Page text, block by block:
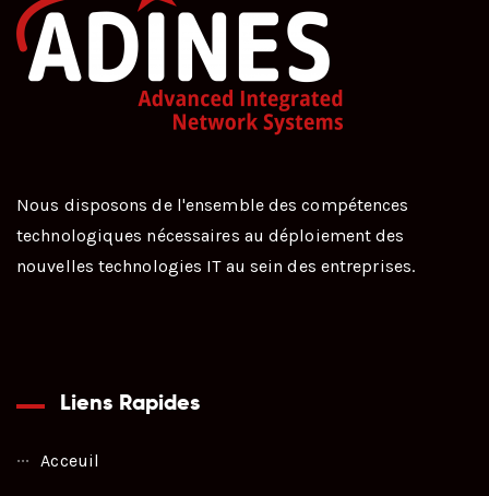
Nous disposons de l'ensemble des compétences
technologiques nécessaires au déploiement des
nouvelles technologies IT au sein des entreprises.
Liens Rapides
Acceuil